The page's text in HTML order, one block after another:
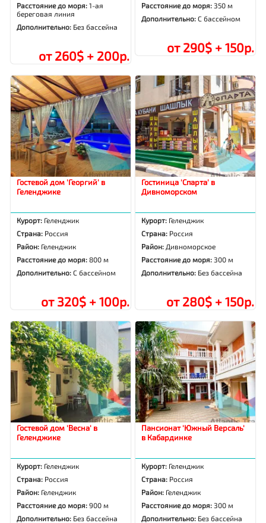
Расстояние до моря:1-ая
береговая линия
Дополнительно: Без бассейна
от 260$ + 200р.
Расстояние до моря: 350 м
Дополнительно:С бассейном
от 290$ + 150р.
Гостевой дом 'Георгий' в
Геленджике
Курорт: Геленджик
Страна: Россия
Район: Геленджик
Расстояние до моря:800 м
Дополнительно:С бассейном
от 320$ + 100р.
Гостиница 'Спарта' в
Дивноморском
Курорт: Геленджик
Страна: Россия
Район: Дивноморское
Расстояние до моря: 300 м
Дополнительно: Без бассейна
от 280$ + 150р.
Гостевой дом 'Весна' в
Геленджике
Курорт: Геленджик
Страна: Россия
Район: Геленджик
Расстояние до моря:900 м
Дополнительно: Без бассейна
Пансионат 'Южный Версаль'
в Кабардинке
Курорт: Геленджик
Страна: Россия
Район: Геленджик
Расстояние до моря: 300 м
Дополнительно: Без бассейна